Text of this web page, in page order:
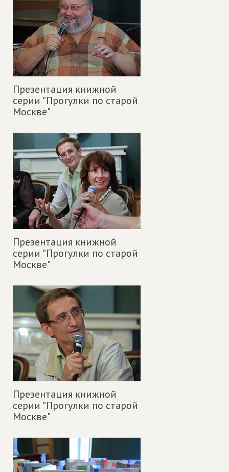
Презентация книжной
серии "Прогулки по старой
Москве"
Презентация книжной
серии "Прогулки по старой
Москве"
Презентация книжной
серии "Прогулки по старой
Москве"